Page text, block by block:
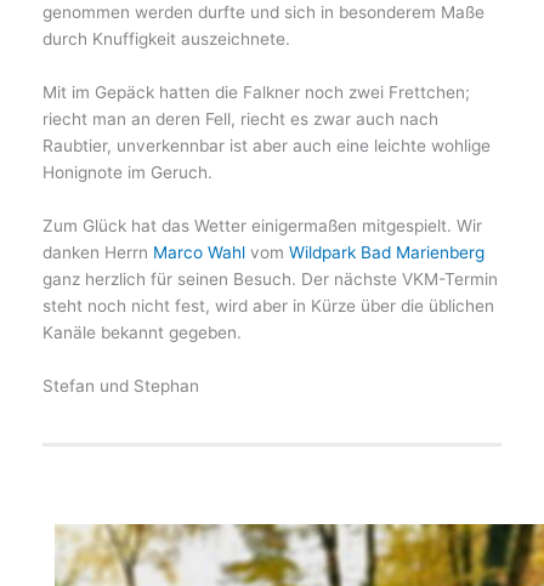
genommen werden durfte und sich in besonderem Maße
durch Knuffigkeit auszeichnete.
Mit im Gepäck hatten die Falkner noch zwei Frettchen;
riecht man an deren Fell, riecht es zwar auch nach
Raubtier, unverkennbar ist aber auch eine leichte wohlige
Honignote im Geruch.
Zum Glück hat das Wetter einigermaßen mitgespielt. Wir
danken Herrn Marco Wahl vom Wildpark Bad Marienberg
ganz herzlich für seinen Besuch. Der nächste VKM-Termin
steht noch nicht fest, wird aber in Kürze über die üblichen
Kanäle bekannt gegeben.
Stefan und Stephan